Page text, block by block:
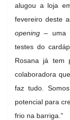
alugou a loja
fevereiro deste
opening – uma
testes do
Rosana já tem
colaboradora
faz tudo.
potencial para
frio na barriga.”